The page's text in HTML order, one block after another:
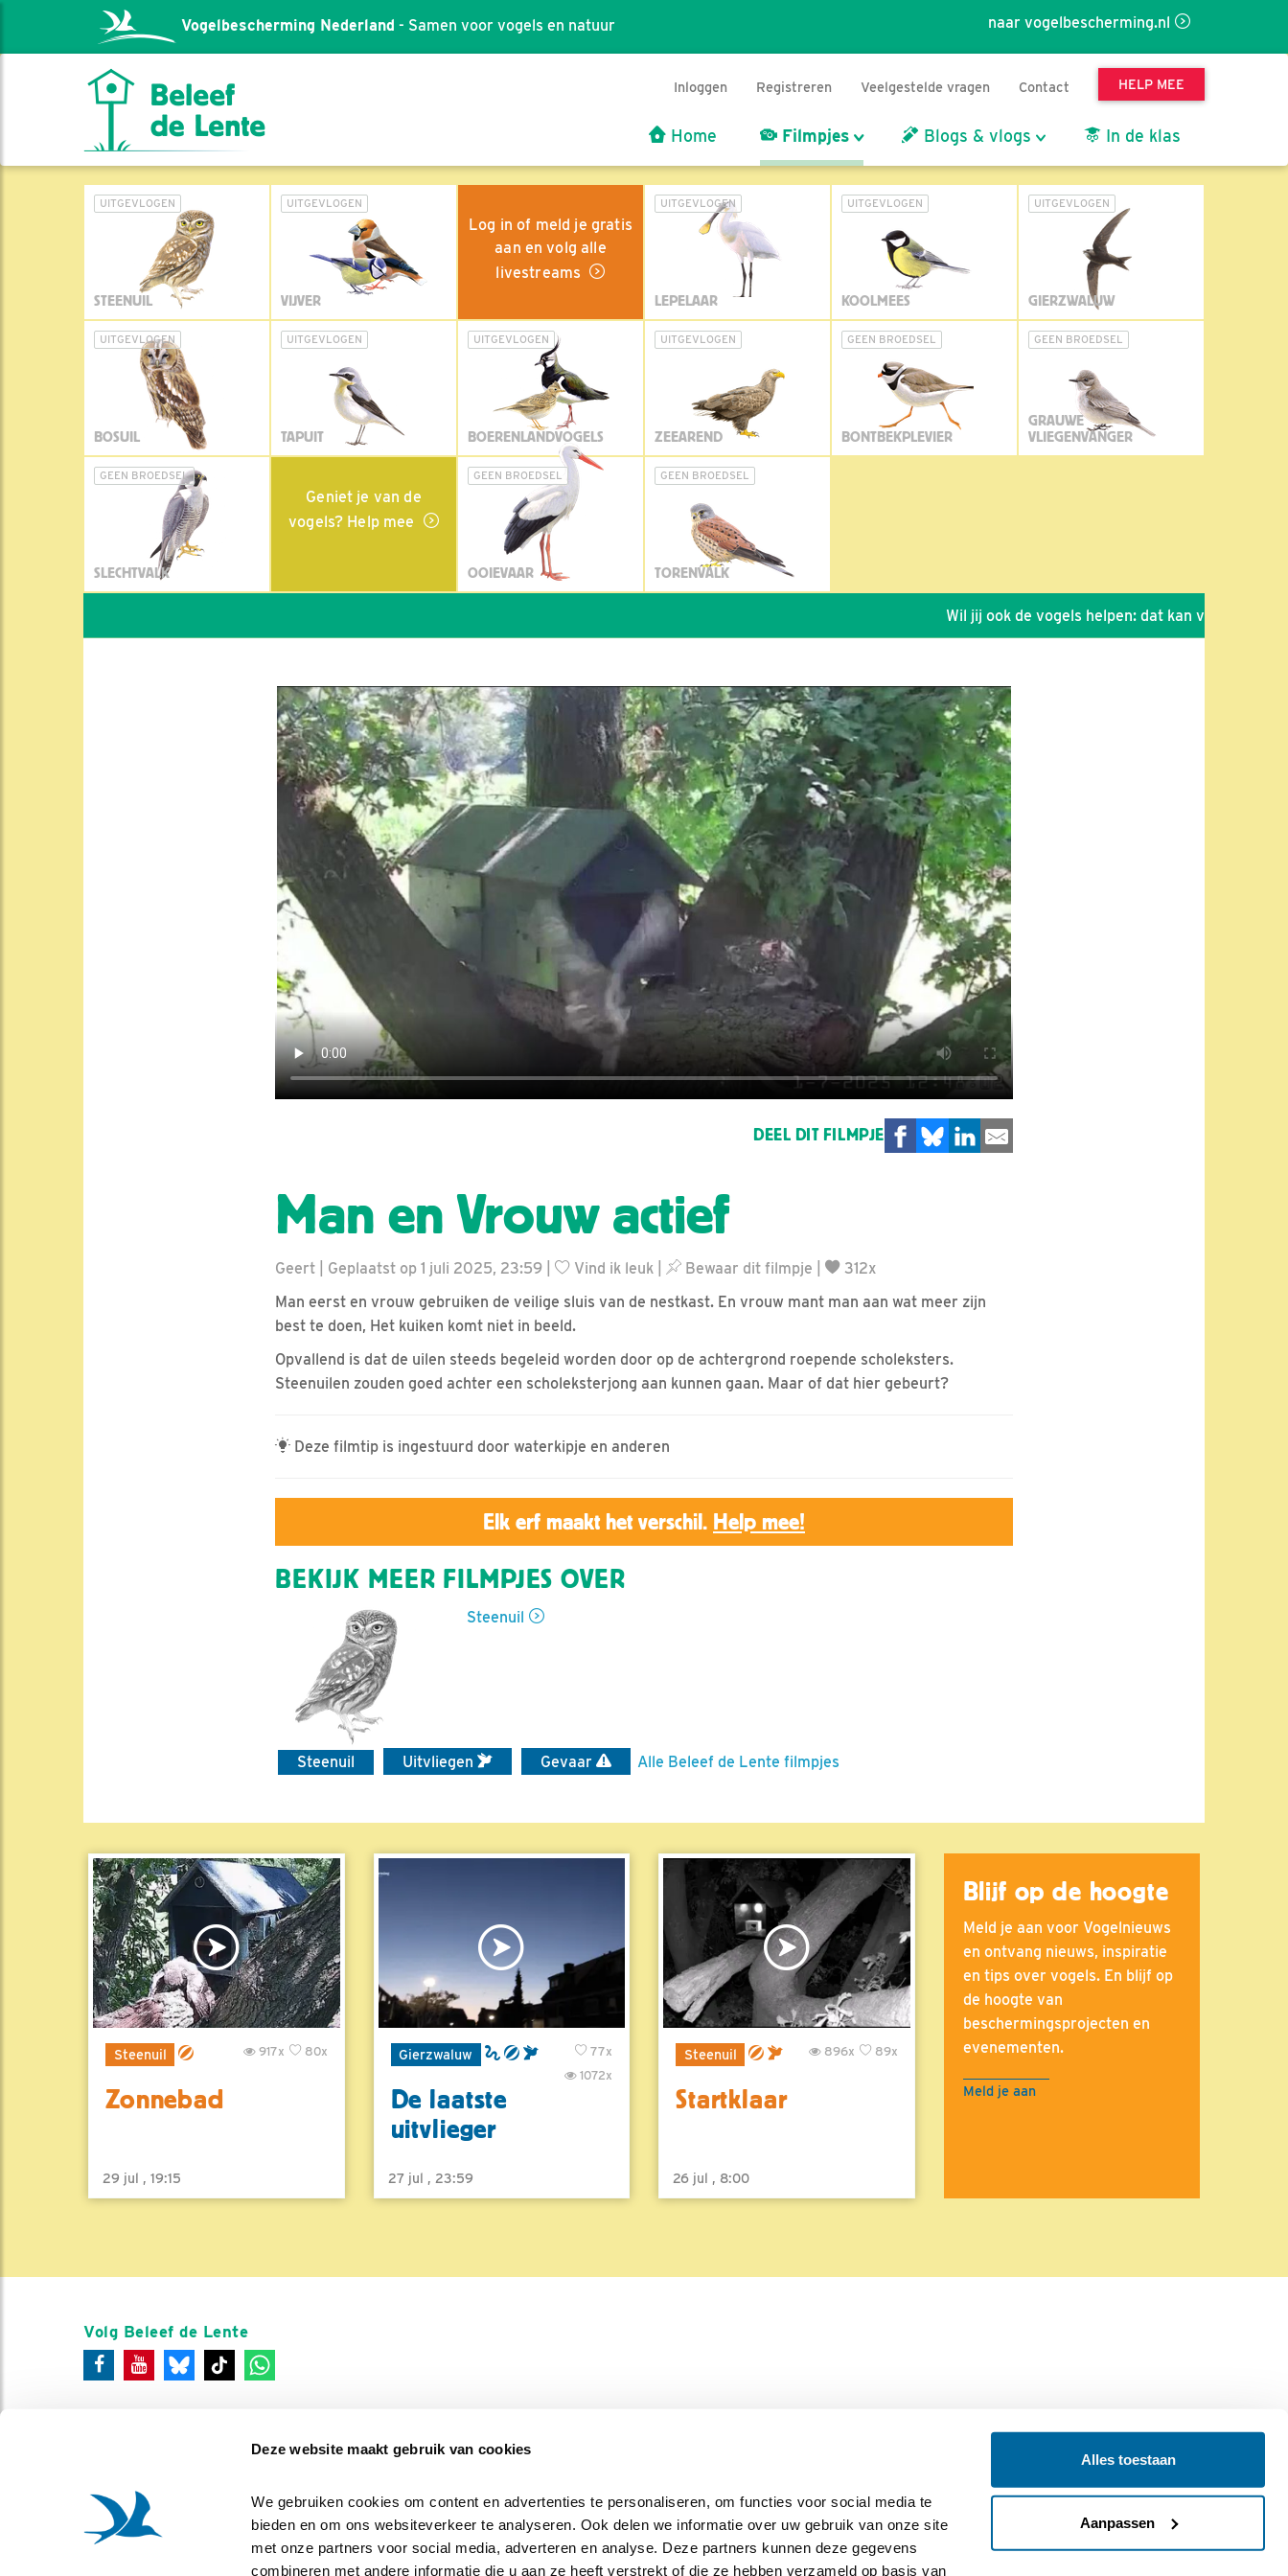
Deze website maakt gebruik van cookies
We gebruiken cookies om content en advertenties te personaliseren, om functies voor social media te
bieden en om ons websiteverkeer te analyseren. Ook delen we informatie over uw gebruik van onze site
met onze partners voor social media, adverteren en analyse. Deze partners kunnen deze gegevens
combineren met andere informatie die u aan ze heeft verstrekt of die ze hebben verzameld op basis van
Alles toestaan
Aanpassen
naar vogelbescherming.nl
Vogelbescherming Nederland - Samen voor vogels en natuur
Inloggen Registreren Veelgestelde vragen Contact HELP MEE
Home Filmpjes Blogs & vlogs In de klas
UITGEVLOGEN
STEENUIL
UITGEVLOGEN
VIJVER
Log in of meld je gratis
aan en volg alle
livestreams
UITGEVLOGEN
LEPELAAR
UITGEVLOGEN
KOOLMEES
UITGEVLOGEN
GIERZWALUW
UITGEVLOGEN
BOSUIL
UITGEVLOGEN
TAPUIT
UITGEVLOGEN
BOERENLANDVOGELS
UITGEVLOGEN
ZEEAREND
GEEN BROEDSEL
BONTBEKPLEVIER
GEEN BROEDSEL
GRAUWE
VLIEGENVANGER
GEEN BROEDSEL
SLECHTVALK
Geniet je van de
vogels? Help mee
GEEN BROEDSEL
OOIEVAAR
GEEN BROEDSEL
TORENVALK
Wil jij ook de vogels helpen: dat kan via de link!
DEEL DIT FILMPJE
Man en Vrouw actief
Geert | Geplaatst op 1 juli 2025, 23:59 | Vind ik leuk Bewaar dit filmpje
312x
Man eerst en vrouw gebruiken de veilige sluis van de nestkast. En vrouw mant man aan wat meer zijn
best te doen, Het kuiken komt niet in beeld.
Opvallend is dat de uilen steeds begeleid worden door op de achtergrond roepende scholeksters.
Steenuilen zouden goed achter een scholeksterjong aan kunnen gaan. Maar of dat hier gebeurt?
Deze filmtip is ingestuurd door waterkipje en anderen
Elk erf maakt het verschil. Help mee!
BEKIJK MEER FILMPJES OVER
Steenuil
Steenuil Uitvliegen Gevaar Alle Beleef de Lente filmpjes
Steenuil 80x
917x
Zonnebad
29 jul , 19:15
Gierzwaluw
77x
1072x
De laatste
uitvlieger
27 jul , 23:59
Steenuil 89x
896x
Startklaar
26 jul , 8:00
Blijf op de hoogte
Meld je aan voor Vogelnieuws
en ontvang nieuws, inspiratie
en tips over vogels. En blijf op
de hoogte van
beschermingsprojecten en
evenementen.
Meld je aan
Volg Beleef de Lente
Colofon